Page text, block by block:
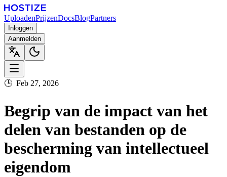
UploadenPrijzenDocsBlogPartners
Inloggen
Aanmelden
🕒 Feb 27, 2026
Begrip van de impact van het
delen van bestanden op de
bescherming van intellectueel
eigendom